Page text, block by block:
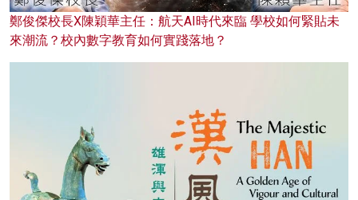
鄭俊傑校長X陳穎華主任：航天AI時代來臨 學校如何緊貼未
來潮流？校內數字教育如何實踐落地？